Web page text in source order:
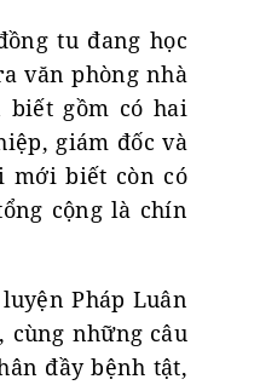
tu đang học
văn phòng nhà
biết gồm có hai
giám đốc và
mới biết còn có
cộng là chín
Pháp Luân
cùng những câu
đầy bệnh tật,